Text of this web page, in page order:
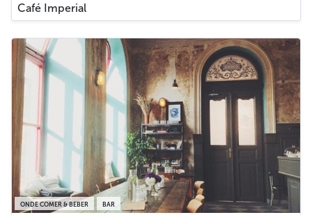
Café Imperial
ONDE COMER & BEBER BAR